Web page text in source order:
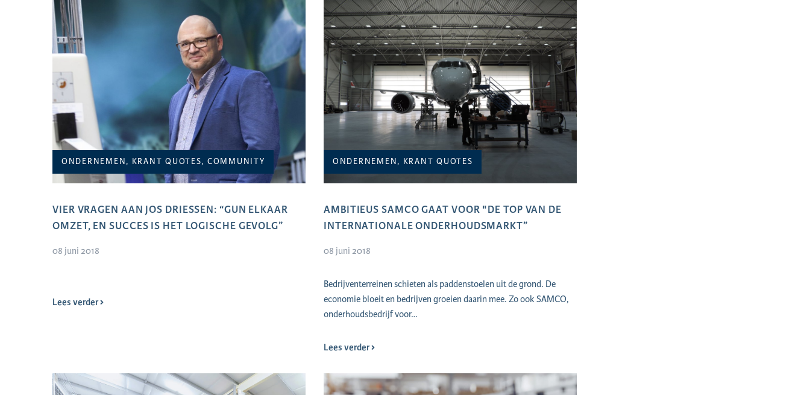
ONDERNEMEN, KRANT QUOTES, COMMUNITY
VIER VRAGEN AAN JOS DRIESSEN: “GUN ELKAAR
OMZET, EN SUCCES IS HET LOGISCHE GEVOLG”
08 juni 2018
Lees verder
ONDERNEMEN, KRANT QUOTES
AMBITIEUS SAMCO GAAT VOOR "DE TOP VAN DE
INTERNATIONALE ONDERHOUDSMARKT”
08 juni 2018
Bedrijventerreinen schieten als paddenstoelen uit de grond. De
economie bloeit en bedrijven groeien daarin mee. Zo ook SAMCO,
onderhoudsbedrijf voor…
Lees verder